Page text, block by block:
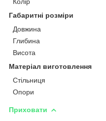
Габаритні розміри
Довжина
Глибина
Висота
Матеріал виготовлення
Стільниця
Опори
Приховати